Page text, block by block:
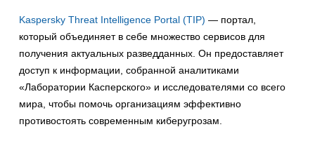
Kaspersky Threat Intelligence Portal (TIP) — портал,
который объединяет в себе множество сервисов для
получения актуальных разведданных. Он предоставляет
доступ к информации, собранной аналитиками
«Лаборатории Касперского» и исследователями со всего
мира, чтобы помочь организациям эффективно
противостоять современным киберугрозам.